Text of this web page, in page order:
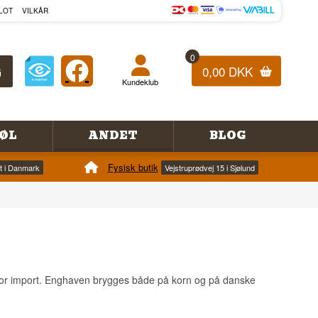
VILKÅR
0
0,00 DKK
Kundeklub
ØL ANDET BLOG
i Danmark Fysisk butik Vejstruprødvej 15 i Sjølund
import. Enghaven brygges både på korn og på danske